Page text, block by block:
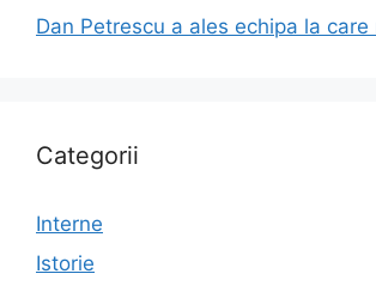
Dan Petrescu a ales echipa la care
Categorii
Interne
Istorie